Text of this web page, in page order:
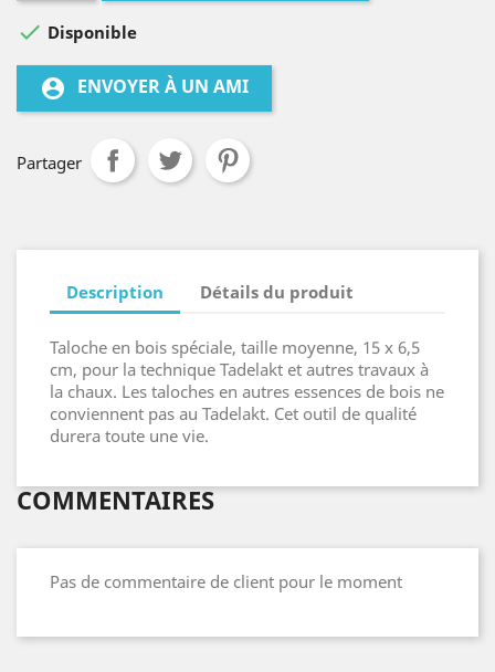
 Disponible
account_circle ENVOYER À UN AMI
Partager
Description Détails du produit
Taloche en bois spéciale, taille moyenne, 15 x 6,5
cm, pour la technique Tadelakt et autres travaux à
la chaux. Les taloches en autres essences de bois ne
conviennent pas au Tadelakt. Cet outil de qualité
durera toute une vie.
COMMENTAIRES
Pas de commentaire de client pour le moment